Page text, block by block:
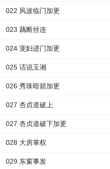
022 风波临门加更
023 藕断丝连
024 宠妇进门加更
025 话说玉湘
026 秀珠暗箭加更
027 杏贞道破上
027 杏贞道破下加更
028 大房掌权
029 东窗事发